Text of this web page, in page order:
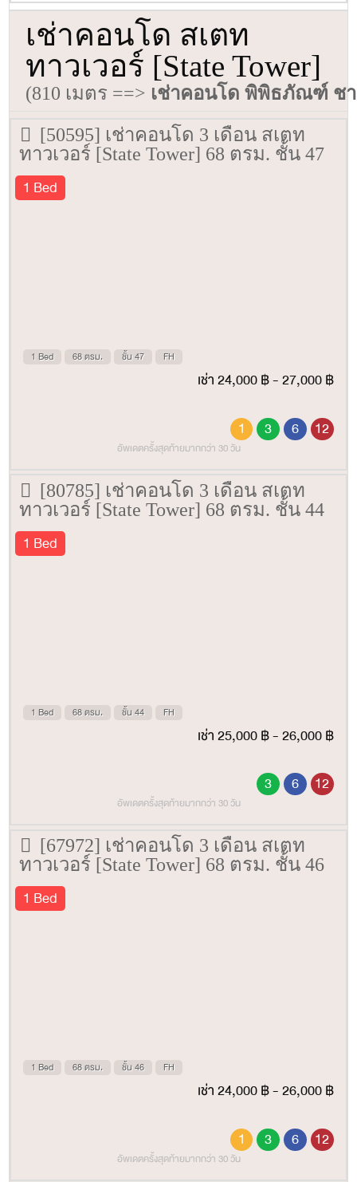
เช่าคอนโด สเตท
ทาวเวอร์ [State Tower]
(810 เมตร ==> เช่าคอนโด พิพิธภัณฑ์ ชา
[50595] เช่าคอนโด 3 เดือน สเตท
ทาวเวอร์ [State Tower] 68 ตรม. ชั้น 47
1 Bed
1 Bed 68 ตรม. ชั้น 47 FH
เช่า 24,000 ฿ - 27,000 ฿
1 3 6 12
อัพเดตครั้งสุดท้ายมากกว่า 30 วัน
[80785] เช่าคอนโด 3 เดือน สเตท
ทาวเวอร์ [State Tower] 68 ตรม. ชั้น 44
1 Bed
1 Bed 68 ตรม. ชั้น 44 FH
เช่า 25,000 ฿ - 26,000 ฿
3 6 12
อัพเดตครั้งสุดท้ายมากกว่า 30 วัน
[67972] เช่าคอนโด 3 เดือน สเตท
ทาวเวอร์ [State Tower] 68 ตรม. ชั้น 46
1 Bed
1 Bed 68 ตรม. ชั้น 46 FH
เช่า 24,000 ฿ - 26,000 ฿
1 3 6 12
อัพเดตครั้งสุดท้ายมากกว่า 30 วัน